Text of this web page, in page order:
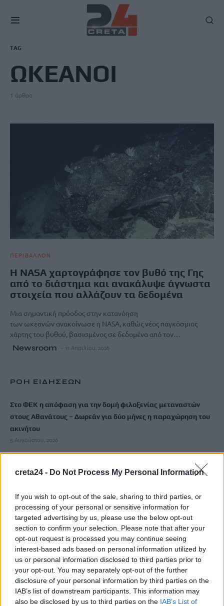
creta24 - Do Not Process My Personal Information
If you wish to opt-out of the sale, sharing to third parties, or
processing of your personal or sensitive information for
targeted advertising by us, please use the below opt-out
section to confirm your selection. Please note that after your
opt-out request is processed you may continue seeing
interest-based ads based on personal information utilized by
us or personal information disclosed to third parties prior to
your opt-out. You may separately opt-out of the further
disclosure of your personal information by third parties on the
IAB’s list of downstream participants. This information may
also be disclosed by us to third parties on the IAB’s List of
TAG
ΩΚΕΑΝΟΙ
1 άρθρο
ΠΕΡΙΒΑΛΛΟΝ
Η NASA χαρτογράφησε τον βυθό της Γης
από το διάστημα και ανακάλυψε άγνωστα
στοιχεία που αλλάζουν τα δεδομένα
Μια σημαντική πρόοδος στην κατανόηση
των ωκεανών ανακοίνωσε η NASA, καθώς νέος παγκόσμιος
χάρτης του βυθού, βασισμένος σε δεδομένα από τον…
Newsroom 11 Απριλίου, 2026
ΡΟΗ ΕΙΔΗΣΕΩΝ
Στο ΦΕΚ η απόφαση για την δομή φιλοξενίας μεταναστών
στους Αθανάτους – Δωρεάν για δύο μήνες η παραχώρηση του
ακινήτου
5 Αυγούστου, 2026
Ακριβά στοιχίζει η βουτιά: Οι τιμές στις ξαπλώστρες σε
e-ΕΦΚΑ: Πότε καταβάλλεται το αδειοδωρόσημο στους
οικοδόμους
5 Αυγούστου, 2026
Πήγε για ψώνια με το ελικόπτερό του γιατί η διαδρομή με το
αμάξι ήταν… πολύ μεγάλη
5 Αυγούστου, 2026